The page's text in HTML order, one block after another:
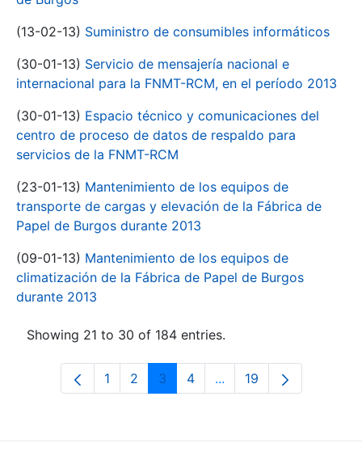
(13-02-13) Suministro de consumibles informáticos
(30-01-13) Servicio de mensajería nacional e
internacional para la FNMT-RCM, en el período 2013
(30-01-13) Espacio técnico y comunicaciones del
centro de proceso de datos de respaldo para
servicios de la FNMT-RCM
(23-01-13) Mantenimiento de los equipos de
transporte de cargas y elevación de la Fábrica de
Papel de Burgos durante 2013
(09-01-13) Mantenimiento de los equipos de
climatización de la Fábrica de Papel de Burgos
durante 2013
Showing 21 to 30 of 184 entries.
Page
1 Page
2 Page
3 Page
4 ...Intermediate Pages
Page
19